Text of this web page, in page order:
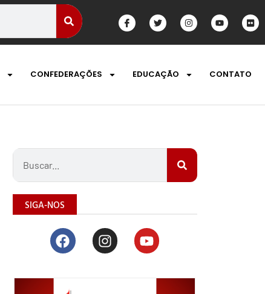
CONFEDERAÇÕES EDUCAÇÃO CONTATO
SIGA-NOS